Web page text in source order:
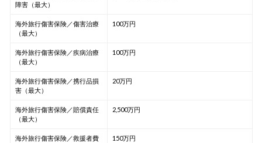
障害（最大）
海外旅行傷害保険／傷害治療
（最大）
100万円
海外旅行傷害保険／疾病治療
（最大）
100万円
海外旅行傷害保険／携行品損
害（最大）
20万円
海外旅行傷害保険／賠償責任
（最大）
2,500万円
海外旅行傷害保険／救援者費
150万円